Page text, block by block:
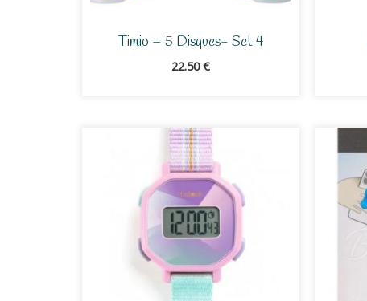
Timio – 5 Disques- Set 4
22.50€